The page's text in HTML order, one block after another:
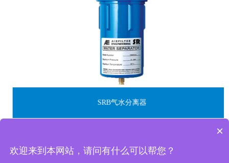
SRB气水分离器
×
欢迎来到本网站，请问有什么可以帮您？